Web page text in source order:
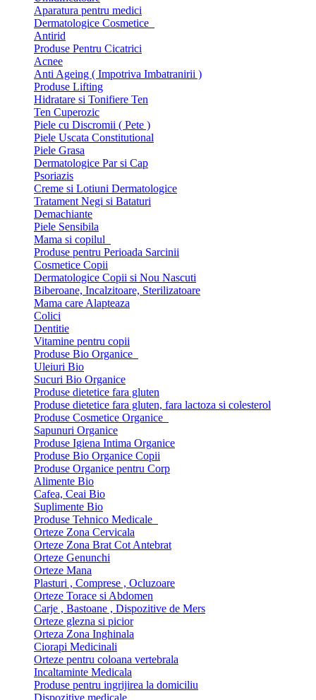
Aparatura pentru medici
Dermatologice Cosmetice
Antirid
Produse Pentru Cicatrici
Acnee
Anti Ageing ( Impotriva Imbatranirii )
Produse Lifting
Hidratare si Tonifiere Ten
Ten Cuperozic
Piele cu Discromii ( Pete )
Piele Uscata Constitutional
Piele Grasa
Dermatologice Par si Cap
Psoriazis
Creme si Lotiuni Dermatologice
Tratament Negi si Bataturi
Demachiante
Piele Sensibila
Mama si copilul
Produse pentru Perioada Sarcinii
Cosmetice Copii
Dermatologice Copii si Nou Nascuti
Biberoane, Incalzitoare, Sterilizatoare
Mama care Alapteaza
Colici
Dentitie
Vitamine pentru copii
Produse Bio Organice
Uleiuri Bio
Sucuri Bio Organice
Produse dietetice fara gluten
Produse dietetice fara gluten, fara lactoza si colesterol
Produse Cosmetice Organice
Sapunuri Organice
Produse Igiena Intima Organice
Produse Bio Organice Copii
Produse Organice pentru Corp
Alimente Bio
Cafea, Ceai Bio
Suplimente Bio
Produse Tehnico Medicale
Orteze Zona Cervicala
Orteze Zona Brat Cot Antebrat
Orteze Genunchi
Orteze Mana
Plasturi , Comprese , Ocluzoare
Orteze Torace si Abdomen
Carje , Bastoane , Dispozitive de Mers
Orteze glezna si picior
Orteza Zona Inghinala
Ciorapi Medicinali
Orteze pentru coloana vertebrala
Incaltaminte Medicala
Produse pentru ingrijirea la domiciliu
Dispozitive medicale